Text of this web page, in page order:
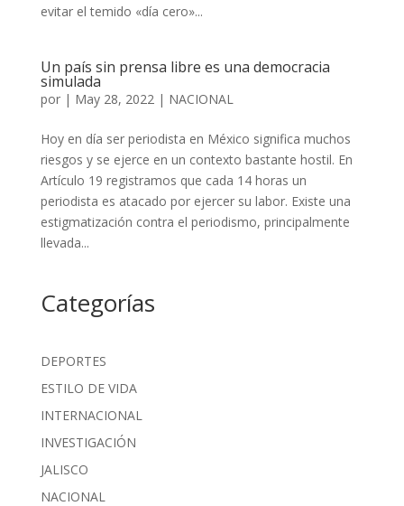
evitar el temido «día cero»...
Un país sin prensa libre es una democracia
simulada
por | May 28, 2022| NACIONAL
Hoy en día ser periodista en México significa muchos
riesgos y se ejerce en un contexto bastante hostil. En
Artículo 19 registramos que cada 14 horas un
periodista es atacado por ejercer su labor. Existe una
estigmatización contra el periodismo, principalmente
llevada...
Categorías
DEPORTES
ESTILO DE VIDA
INTERNACIONAL
INVESTIGACIÓN
JALISCO
NACIONAL